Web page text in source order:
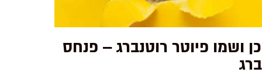
ושמו פיוטר רוטנברג – פנחס